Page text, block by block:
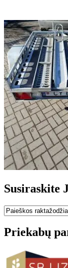
Susiraskite
Priekabų